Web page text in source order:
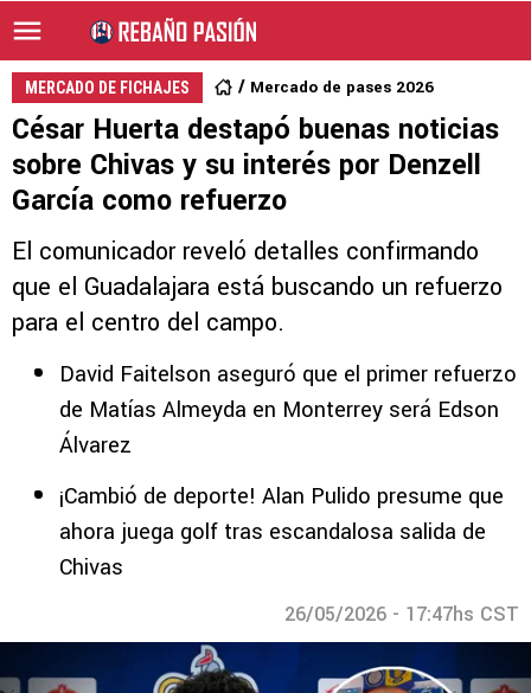
MERCADO DE FICHAJES Mercado de pases 2026
César Huerta destapó buenas noticias
sobre Chivas y su interés por Denzell
García como refuerzo
El comunicador reveló detalles confirmando
que el Guadalajara está buscando un refuerzo
para el centro del campo.
David Faitelson aseguró que el primer refuerzo
de Matías Almeyda en Monterrey será Edson
Álvarez
¡Cambió de deporte! Alan Pulido presume que
ahora juega golf tras escandalosa salida de
Chivas
26/05/2026 - 17:47hs CST